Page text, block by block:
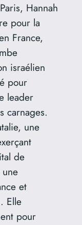
Hannah
pour la
France,
israélien
pour
leader
carnages.
une
de
et
Elle
pour